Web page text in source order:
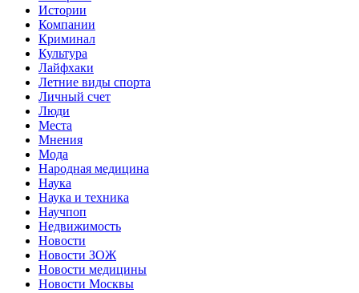
Истории
Компании
Криминал
Культура
Лайфхаки
Летние виды спорта
Личный счет
Люди
Места
Мнения
Мода
Народная медицина
Наука
Наука и техника
Научпоп
Недвижимость
Новости
Новости ЗОЖ
Новости медицины
Новости Москвы